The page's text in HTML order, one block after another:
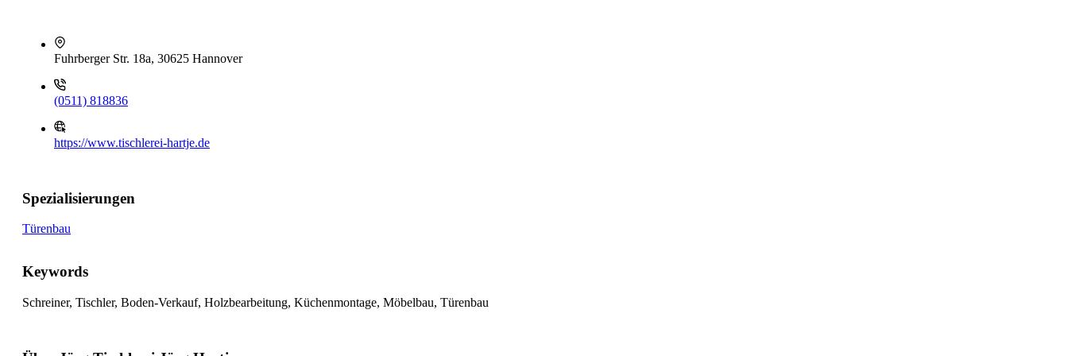
Fuhrberger Str. 18a, 30625 Hannover
(0511) 818836
https://www.tischlerei-hartje.de
Spezialisierungen
Türenbau
Keywords
Schreiner, Tischler, Boden-Verkauf, Holzbearbeitung, Küchenmontage, Möbelbau, Türenbau